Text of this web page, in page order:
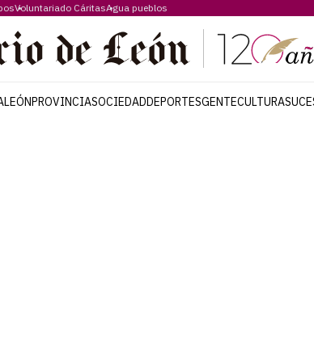
Voluntariado CáritasAgua pueblos
LEÓNPROVINCIASOCIEDADDEPORTESGENTECULTURA